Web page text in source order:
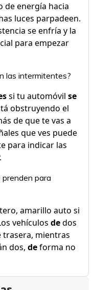
de energía hacia
luces parpadeen.
se enfría y la
para empezar
las intermitentes?
si tu automóvil se
obstruyendo el
de que te vas a
que ves puede
para indicar las
prenden para
amarillo auto si
vehículos dedos
trasera, mientras
dos, deforma no